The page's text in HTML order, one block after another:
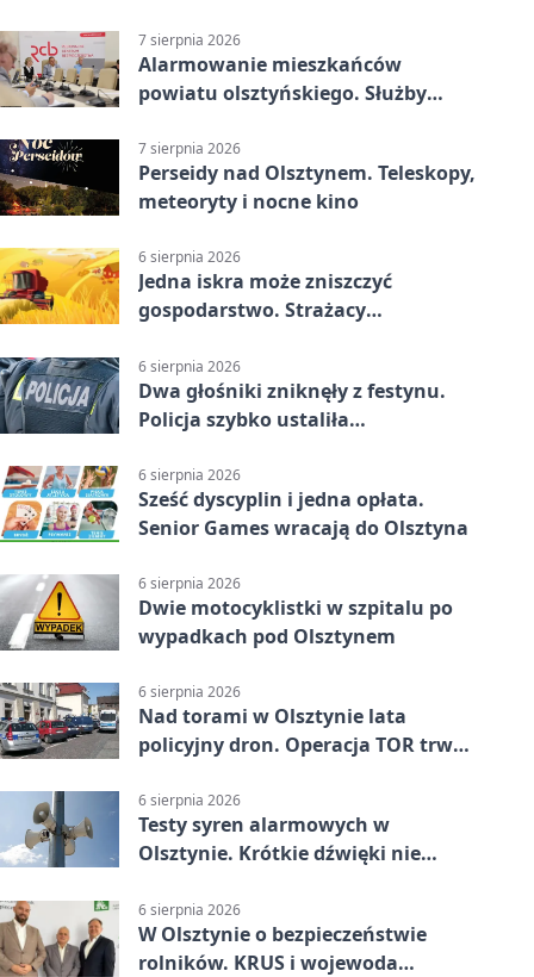
7 sierpnia 2026
Alarmowanie mieszkańców
powiatu olsztyńskiego. Służby
7 sierpnia 2026
Perseidy nad Olsztynem. Teleskopy,
meteoryty i nocne kino
6 sierpnia 2026
Jedna iskra może zniszczyć
gospodarstwo. Strażacy
6 sierpnia 2026
Dwa głośniki zniknęły z festynu.
Policja szybko ustaliła
6 sierpnia 2026
Sześć dyscyplin i jedna opłata.
Senior Games wracają do Olsztyna
6 sierpnia 2026
Dwie motocyklistki w szpitalu po
wypadkach pod Olsztynem
6 sierpnia 2026
Nad torami w Olsztynie lata
policyjny dron. Operacja TOR trwa
6 sierpnia 2026
Testy syren alarmowych w
Olsztynie. Krótkie dźwięki nie
6 sierpnia 2026
W Olsztynie o bezpieczeństwie
rolników. KRUS i wojewoda